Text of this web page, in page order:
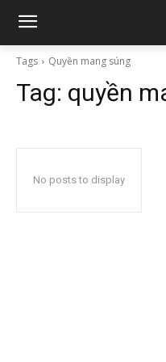
Tags Quyền mang súng
Tag: quyền
No posts to display